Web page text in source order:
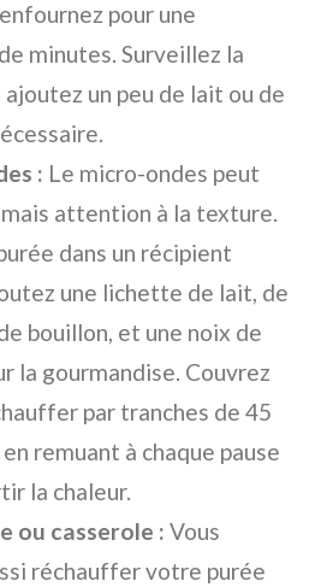
pour une
minutes. Surveillez la
un peu de lait ou de
: Le micro-ondes peut
mais attention à la texture.
dans un récipient
une lichette de lait, de
bouillon, et une noix de
la gourmandise. Couvrez
par tranches de 45
remuant à chaque pause
la chaleur.
ou casserole : Vous
réchauffer votre purée